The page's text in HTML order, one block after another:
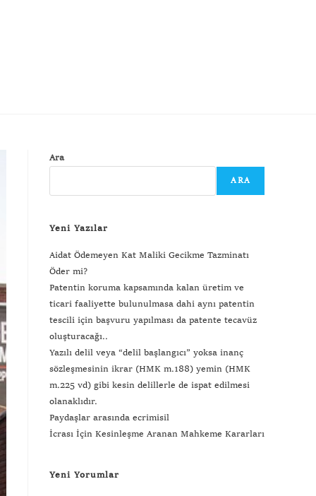
Ara
ARA
Yeni Yazılar
Aidat Ödemeyen Kat Maliki Gecikme Tazminatı
Öder mi?
Patentin koruma kapsamında kalan üretim ve
ticari faaliyette bulunulmasa dahi aynı patentin
tescili için başvuru yapılması da patente tecavüz
oluşturacağı..
Yazılı delil veya “delil başlangıcı” yoksa inanç
sözleşmesinin ikrar (HMK m.188) yemin (HMK
m.225 vd) gibi kesin delillerle de ispat edilmesi
olanaklıdır.
Paydaşlar arasında ecrimisil
İcrası İçin Kesinleşme Aranan Mahkeme Kararları
Yeni Yorumlar